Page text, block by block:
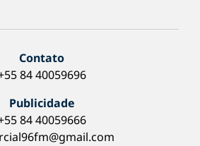
Contato
84 40059696
Publicidade
84 40059666